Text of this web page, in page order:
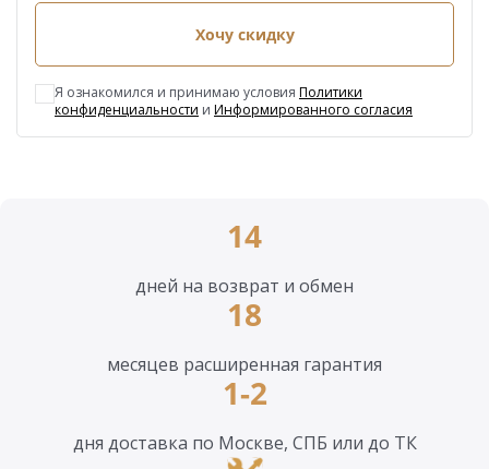
Хочу скидку
Я ознакомился и принимаю условия Политики
конфиденциальности и Информированного согласия
14
дней на возврат и обмен
18
месяцев расширенная гарантия
1-2
дня доставка по Москве, СПБ или до ТК